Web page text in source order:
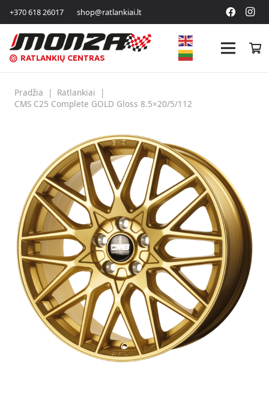
+370 618 26017 shop@ratlankiai.lt
RATLANKIŲ CENTRAS
Pradžia | Ratlankiai
|
CMS C25 Complete GOLD Gloss 8.5×20/5/112